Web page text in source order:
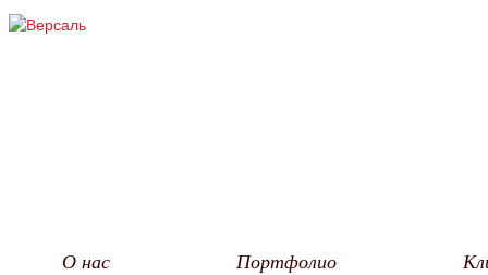
О нас Портфолио